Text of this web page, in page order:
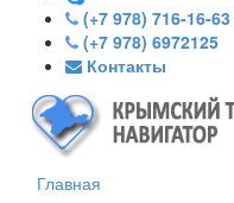
(+7 978) 716-16-63
(+7 978) 6972125
Контакты
Главная